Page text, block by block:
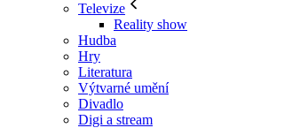
Televize
Reality show
Hudba
Hry
Literatura
Výtvarné umění
Divadlo
Digi a stream